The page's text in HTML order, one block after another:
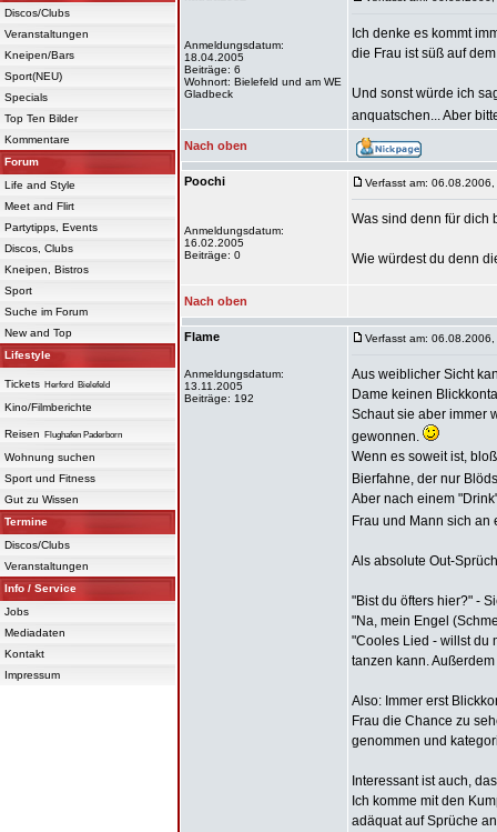
Discos/Clubs
Veranstaltungen
Kneipen/Bars
Sport(NEU)
Specials
Top Ten Bilder
Kommentare
Forum
Life and Style
Meet and Flirt
Partytipps, Events
Discos, Clubs
Kneipen, Bistros
Sport
Suche im Forum
New and Top
Lifestyle
Tickets Herford Bielefeld
Kino/Filmberichte
Reisen Flughafen Paderborn
Wohnung suchen
Sport und Fitness
Gut zu Wissen
Termine
Discos/Clubs
Veranstaltungen
Info / Service
Jobs
Mediadaten
Kontakt
Impressum
Anmeldungsdatum:
18.04.2005
Beiträge: 6
Wohnort: Bielefeld und am WE
Gladbeck
Ich denke es kommt
die Frau ist süß auf
Und sonst würde ich
anquatschen... Aber
Nach oben
Poochi
Anmeldungsdatum:
16.02.2005
Beiträge: 0
Verfasst am:
Was sind denn für dich
Wie würdest du denn
Nach oben
Flame
Anmeldungsdatum:
13.11.2005
Beiträge: 192
Verfasst am:
Aus weiblicher Sicht
Dame keinen
Schaut sie aber immer
gewonnen.
Wenn es soweit ist,
Bierfahne, der nur
Aber nach einem
Frau und Mann sich
Als absolute Out-
"Bist du öfters hier?" -
"Na, mein Engel
"Cooles Lied - willst du
tanzen kann.
Also: Immer erst
Frau die Chance zu
genommen und
Interessant ist auch,
Ich komme mit den
adäquat auf Sprüche